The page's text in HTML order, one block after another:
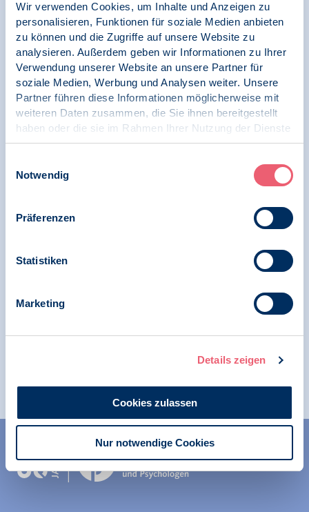
Wir verwenden Cookies, um Inhalte und Anzeigen zu
personalisieren, Funktionen für soziale Medien anbieten
zu können und die Zugriffe auf unsere Website zu
analysieren. Außerdem geben wir Informationen zu Ihrer
Verwendung unserer Website an unsere Partner für
soziale Medien, Werbung und Analysen weiter. Unsere
Partner führen diese Informationen möglicherweise mit
weiteren Daten zusammen, die Sie ihnen bereitgestellt
haben oder die sie im Rahmen Ihrer Nutzung der Dienste
gesammelt haben.
Notwendig
Präferenzen
Statistiken
Marketing
Details zeigen
Cookies zulassen
Nur notwendige Cookies
28.11.2024
News | Psychologie und Gesundheit
BDP zeichnet Verbändebrief zum
„Gesetzentwurf zur Neuregelung des
Schwangerschaftsabbruchs“
08.06.2022
News | Klima und Psychologie
BDP bei Klima-Kongress der Vereinten
10.04.2021
News | Klima und Psychologie | SK GUP